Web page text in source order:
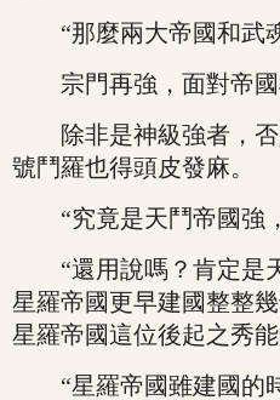
“那麼兩大帝國和武
宗門再強，面對帝國
除非是神級強者，否
號鬥羅也得頭皮發麻。
“究竟是天鬥帝國強
“還用說嗎？肯定是
星羅帝國更早建國整整
星羅帝國這位後起之秀
“星羅帝國雖建國的